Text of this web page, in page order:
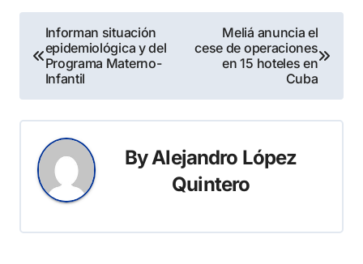
Navegación
de
entradas
Informan situación
epidemiológica y del
Programa Materno-
Infantil
Meliá anuncia el
cese de operaciones
en 15 hoteles en
Cuba
ByAlejandro López
Quintero